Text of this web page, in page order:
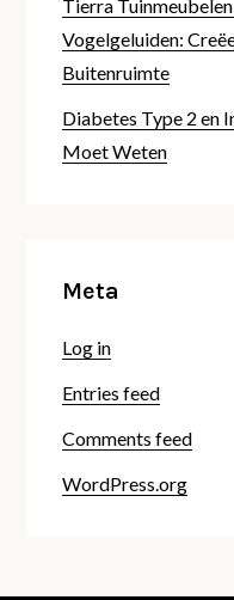
Tierra
Vogelgeluiden:
Buitenruimte
Diabetes Type 2 en
Moet Weten
Meta
Log in
Entries feed
Comments feed
WordPress.org